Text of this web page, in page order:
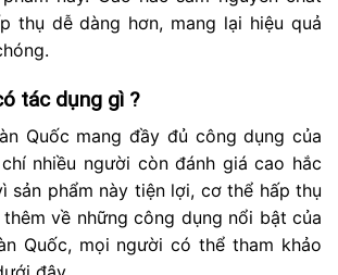
thụ dễ dàng hơn, mang lại hiệu quả
tác dụng gì ?
Quốc mang đầy đủ công dụng của
nhiều người còn đánh giá cao hắc
sản phẩm này tiện lợi, cơ thể hấp thụ
về những công dụng nổi bật của
Quốc, mọi người có thể tham khảo